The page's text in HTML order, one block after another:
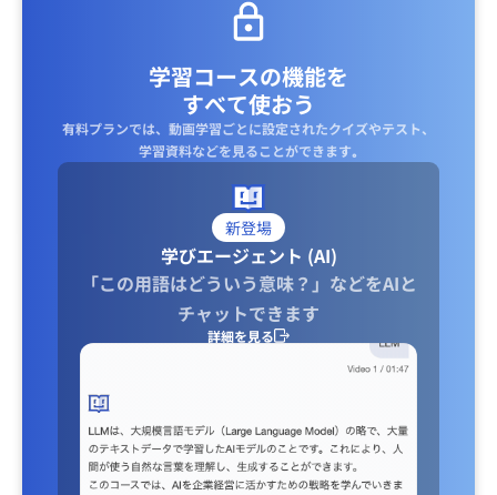
学習コースの機能を
すべて使おう
有料プランでは、動画学習ごとに設定されたクイズやテスト、
学習資料などを見ることができます｡
新登場
学びエージェント (AI)
「この用語はどういう意味？」などをAIと
チャットできます
詳細を見る